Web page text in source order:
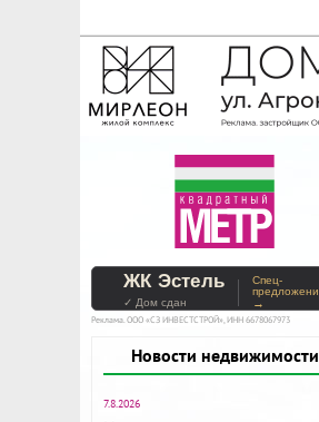
На Метре
Помогайте
ЖК Эстель
✓ Дом сдан
Спец-
→
Реклама. ООО «СЗ ИНВЕСТСТРОЙ», ИНН 6678067973
Новости недвижимости
7.8.2026